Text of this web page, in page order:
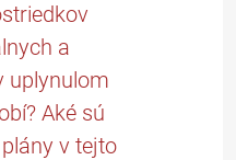
a
uplynulom
Aké sú
v tejto